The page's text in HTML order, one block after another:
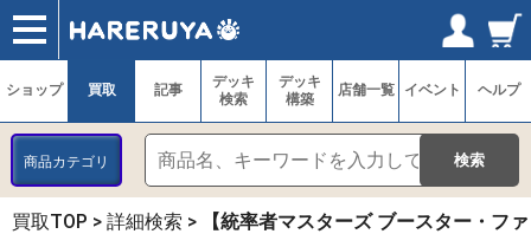
ショップ
買取
記事
デッキ検索
デッキ構築
選手一覧
店舗一覧
イベント
ヘルプ
お問い合わせ ログイン／会員登録
マイページ
ショップ 買取 記事
デッキ
検索
デッキ
構築
店舗一覧 イベント ヘルプ
商品カテゴリ
買取TOP > 詳細検索 >
【統率者マスターズ ブースター・ファ